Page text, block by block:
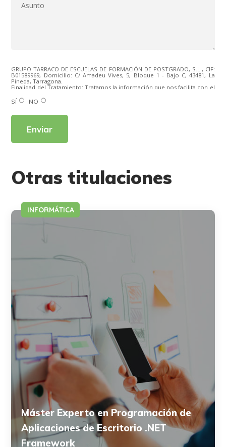
GRUPO TARRACO DE ESCUELAS DE FORMACIÓN DE POSTGRADO, S.L., CIF:
B01589969, Domicilio: C/ Amadeu Vives, 5, Bloque 1 - Bajo C, 43481, La
Pineda, Tarragona.
Finalidad del Tratamiento: Tratamos la información que nos facilita con el
los productos ofrecidos y otros tipo de productos que fueran de su
interés.
Derechos: Puede ejercitar sus derechos identificándose suficientemente,
Para más información consulte nuestra Política de Privacidad.
SÍ NO
Otras titulaciones
INFORMÁTICA
Máster Experto en Programación de
Aplicaciones de Escritorio .NET
Framework